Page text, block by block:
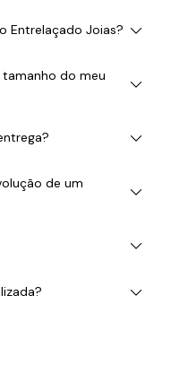
Entrelaçado Joias?
do meu
de um